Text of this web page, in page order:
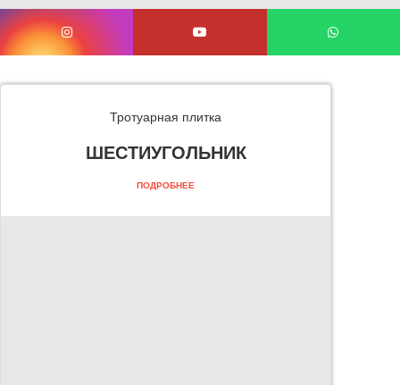
Тротуарная плитка
ШЕСТИУГОЛЬНИК
ПОДРОБНЕЕ